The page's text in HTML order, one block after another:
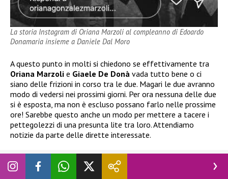
La storia Instagram di Oriana Marzoli al compleanno di Edoardo
Donamaria insieme a Daniele Dal Moro
A questo punto in molti si chiedono se effettivamente tra
Oriana Marzoli e Giaele De Donà vada tutto bene o ci
siano delle frizioni in corso tra le due. Magari le due avranno
modo di vedersi nei prossimi giorni. Per ora nessuna delle due
si è esposta, ma non è escluso possano farlo nelle prossime
ore! Sarebbe questo anche un modo per mettere a tacere i
pettegolezzi di una presunta lite tra loro. Attendiamo
notizie da parte delle dirette interessate.